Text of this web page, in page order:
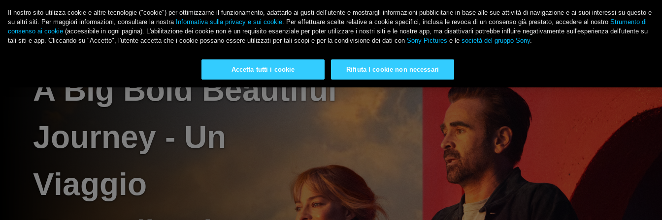
Il nostro sito utilizza cookie e altre tecnologie ("cookie") per ottimizzarne il funzionamento, adattarlo ai gusti dell’utente e mostrargli informazioni pubblicitarie in base alle sue attività di navigazione e ai suoi interessi su questo e
su altri siti. Per maggiori informazioni, consultare la nostra Informativa sulla privacy e sui cookie. Per effettuare scelte relative a cookie specifici, inclusa le revoca di un consenso già prestato, accedere al nostro Strumento di
consenso ai cookie (accessibile in ogni pagina). L'abilitazione dei cookie non è un requisito essenziale per poter utilizzare i nostri siti e le nostre app, ma disattivarli potrebbe influire negativamente sull'esperienza dell'utente su
tali siti e app. Cliccando su "Accetto", l'utente accetta che i cookie possano essere utilizzati per tali scopi e per la condivisione dei dati con Sony Pictures e le società del gruppo Sony.
Rifiuta I cookie non necessari
Accetta tutti i cookie
Main Menu
LE ULTIME NOVITÀ SONY PICTURES Social
A Big Bold Beautiful
Journey - Un
Viaggio